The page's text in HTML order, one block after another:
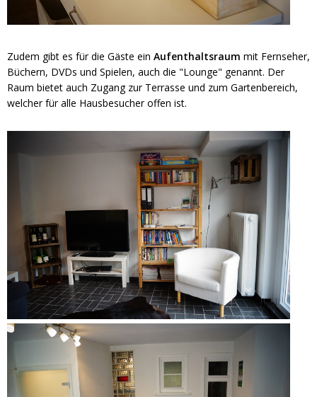
Zudem gibt es für die Gäste ein Aufenthaltsraum mit Fernseher,
Büchern, DVDs und Spielen, auch die "Lounge" genannt. Der
Raum bietet auch Zugang zur Terrasse und zum Gartenbereich,
welcher für alle Hausbesucher offen ist.